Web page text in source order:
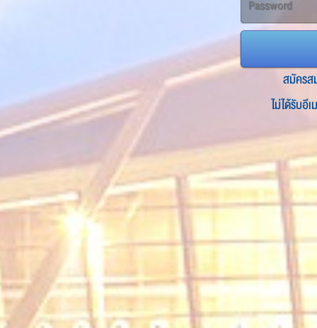
สมัครส
ไม่ได้รับอี